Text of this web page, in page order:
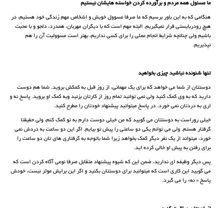
ما مسئول همه مردم و برآورده کردن خواسته هایشان نیستیم
هنگامی که به این باور برسیم که ما صرفا مسوول خویش و اشخاص مهم زندگی خود هستیم، در
هیچ رودربایستی قرار نمیگیریم. البته مهم است که با دیگران مهربان، همدرد، دلجو و با محبّت
باشیم ولی چنانچه شرایط انجام عملی را برای کسی نداریم، بهتر است مسوولیت آن را هم
نپذیریم.
تنها شنونده نباشید چیزی بخواهید
دوستتان از شما می خواهد که برای یک مهمانی، از روز قبل به کمکش بروید. شما هم دوست
دارید که به وی کمک کنید ولی نمی توانید تمام روز از کارتان بزنید وبه کمک او بروید. پاسخ نه و
اری به دردتان نمی خورد. در پاسخ میتوانید پیشنهاد خودتان را مطرح کنید.
خیلی روراست به دوستتان می گویید که من خیلی دوست دارم به تو کمک کنم، ولی حقیقتا
گرفتار هستم. ولی می توانم یکی دو ساعتی را پیش تو بیایم. اگر این دو ساعت به دردش نمی
خورد، میتواند از یک نفر دیگر کمک بخواهد زیرا شما باتوجه به گرفتاری های تان دو ساعت را
برای رفتن به پیش او خالی کرده اید.
پس دیگر وظیفه ای ندارید، ضمن این که شیوه پیشنهاد متقابل صرفا نوعی آگاه کردن است که
می گویید این کاری است که میتوانید برای دوستتان بکنید و اگر این برایش موثر نیست، خودش
پاسخ « نه» را می گیرد.